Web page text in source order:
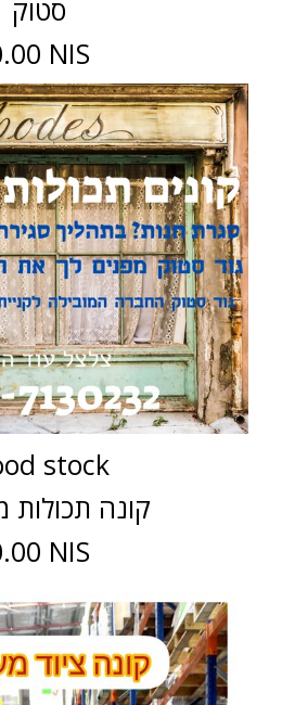
סטוק
NIS
stock
קונה תכולות
NIS